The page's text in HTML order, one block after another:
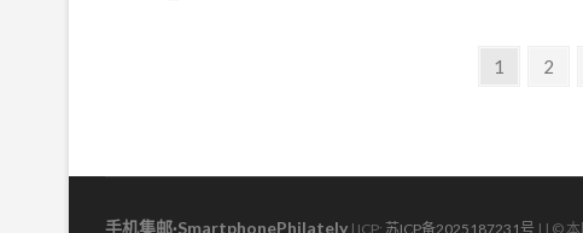
资
航
P
1
P
2
手机集邮·SmartphonePhilately | ICP: 苏ICP备2025187231号 | | ©